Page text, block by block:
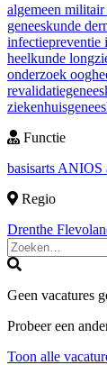
algemeen militair
geneeskunde
infectiepreventie
heelkunde
onderzoek
Functie
basisarts ANIOS
Regio
Drenthe
Geen vacatures
Probeer een
Toon alle